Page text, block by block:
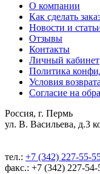
О компании
Как сделать
Новости и
Отзывы
Контакты
Личный кабинет
Политика
Условия возврата
Согласие на
Россия, г. Пермь
ул. В. Васильева, д.3
тел.: +7 (342) 227-55-
факс.: +7 (342) 227-